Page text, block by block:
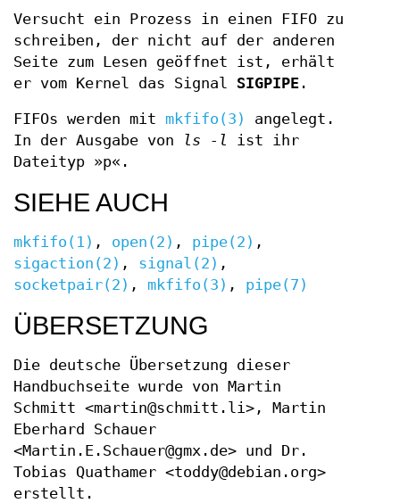
Versucht ein Prozess in einen FIFO zu
schreiben, der nicht auf der anderen
Seite zum Lesen geöffnet ist, erhält
er vom Kernel das Signal SIGPIPE .
FIFOs werden mit mkfifo(3)
angelegt.
In der Ausgabe von
ls -l
ist ihr
Dateityp »p«.
SIEHE AUCH
mkfifo(1) , open(2) , pipe(2) ,
sigaction(2) , signal(2) ,
socketpair(2) , mkfifo(3) , pipe(7)
ÜBERSETZUNG
Die deutsche Übersetzung dieser
Handbuchseite wurde von Martin
Schmitt <martin@schmitt.li>, Martin
Eberhard Schauer
<Martin.E.Schauer@gmx.de> und Dr.
Tobias Quathamer <toddy@debian.org>
erstellt.